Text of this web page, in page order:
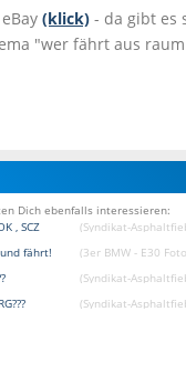
(klick) - da gibt es
"wer fährt aus
Dich ebenfalls interessieren:
, SCZ
(Syndikat-
fährt!
(3er BMW - E30
(Syndikat-
(Syndikat-